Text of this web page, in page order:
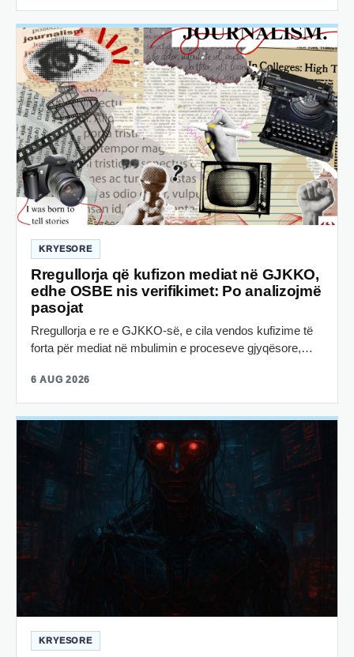
KRYESORE
Rregullorja që kufizon mediat në GJKKO,
edhe OSBE nis verifikimet: Po analizojmë
pasojat
Rregullorja e re e GJKKO-së, e cila vendos kufizime të
forta për mediat në mbulimin e proceseve gjyqësore,…
6 AUG 2026
KRYESORE